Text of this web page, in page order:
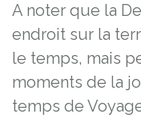
A noter que la
endroit sur la
le temps, mais
moments de la
temps de